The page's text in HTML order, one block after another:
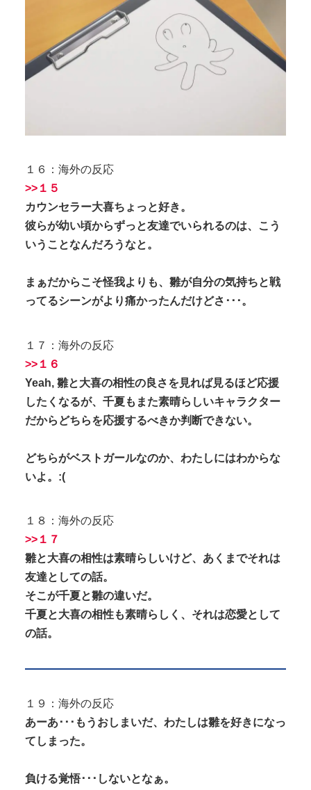
１６：海外の反応
>>１５
カウンセラー大喜ちょっと好き。
彼らが幼い頃からずっと友達でいられるのは、こう
いうことなんだろうなと。
まぁだからこそ怪我よりも、雛が自分の気持ちと戦
ってるシーンがより痛かったんだけどさ･･･。
１７：海外の反応
>>１６
Yeah, 雛と大喜の相性の良さを見れば見るほど応援
したくなるが、千夏もまた素晴らしいキャラクター
だからどちらを応援するべきか判断できない。
どちらがベストガールなのか、わたしにはわからな
いよ。:(
１８：海外の反応
>>１７
雛と大喜の相性は素晴らしいけど、あくまでそれは
友達としての話。
そこが千夏と雛の違いだ。
千夏と大喜の相性も素晴らしく、それは恋愛として
の話。
１９：海外の反応
あーあ･･･もうおしまいだ、わたしは雛を好きになっ
てしまった。
負ける覚悟･･･しないとなぁ。